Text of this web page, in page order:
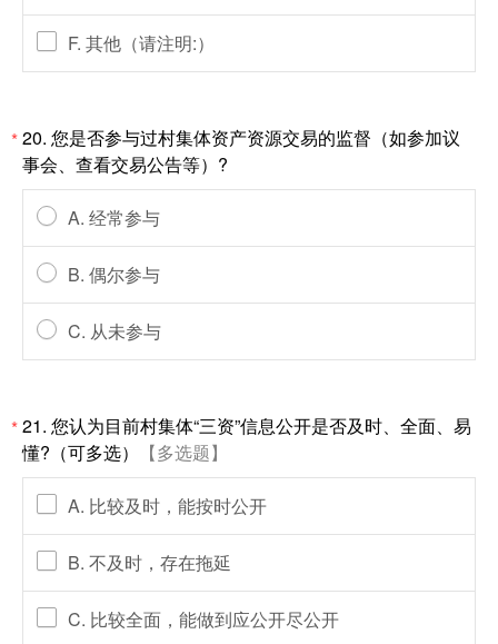
F. 其他（请注明:）
*20. 您是否参与过村集体资产资源交易的监督（如参加议
事会、查看交易公告等）?
A. 经常参与
B. 偶尔参与
C. 从未参与
*21. 您认为目前村集体“三资”信息公开是否及时、全面、易
懂?（可多选）
【多选题】
A. 比较及时，能按时公开
B. 不及时，存在拖延
C. 比较全面，能做到应公开尽公开